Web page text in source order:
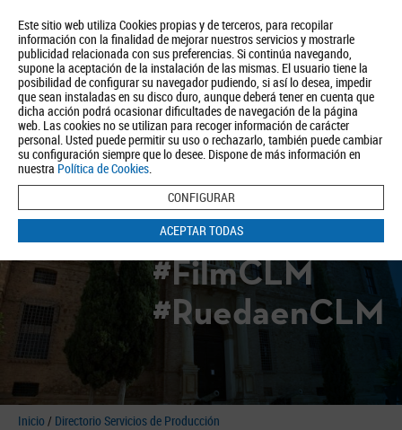
Este sitio web utiliza Cookies propias y de terceros, para recopilar
información con la finalidad de mejorar nuestros servicios y mostrarle
publicidad relacionada con sus preferencias. Si continúa navegando,
supone la aceptación de la instalación de las mismas. El usuario tiene la
posibilidad de configurar su navegador pudiendo, si así lo desea, impedir
que sean instaladas en su disco duro, aunque deberá tener en cuenta que
dicha acción podrá ocasionar dificultades de navegación de la página
web. Las cookies no se utilizan para recoger información de carácter
personal. Usted puede permitir su uso o rechazarlo, también puede cambiar
su configuración siempre que lo desee. Dispone de más información en
nuestra Política de Cookies.
CONFIGURAR
ACEPTAR TODAS
Quiénes somos Turismo Política de Privacidad Aviso Legal
Política de Cookies
BUSCAR
#FilmCLM
#RuedaenCLM
Inicio / Directorio Servicios de Producción